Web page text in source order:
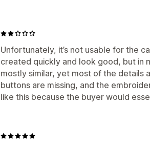
Unfortunately, it’s not usable for the
created quickly and look good, but in
mostly similar, yet most of the details
buttons are missing, and the
like this because the buyer would